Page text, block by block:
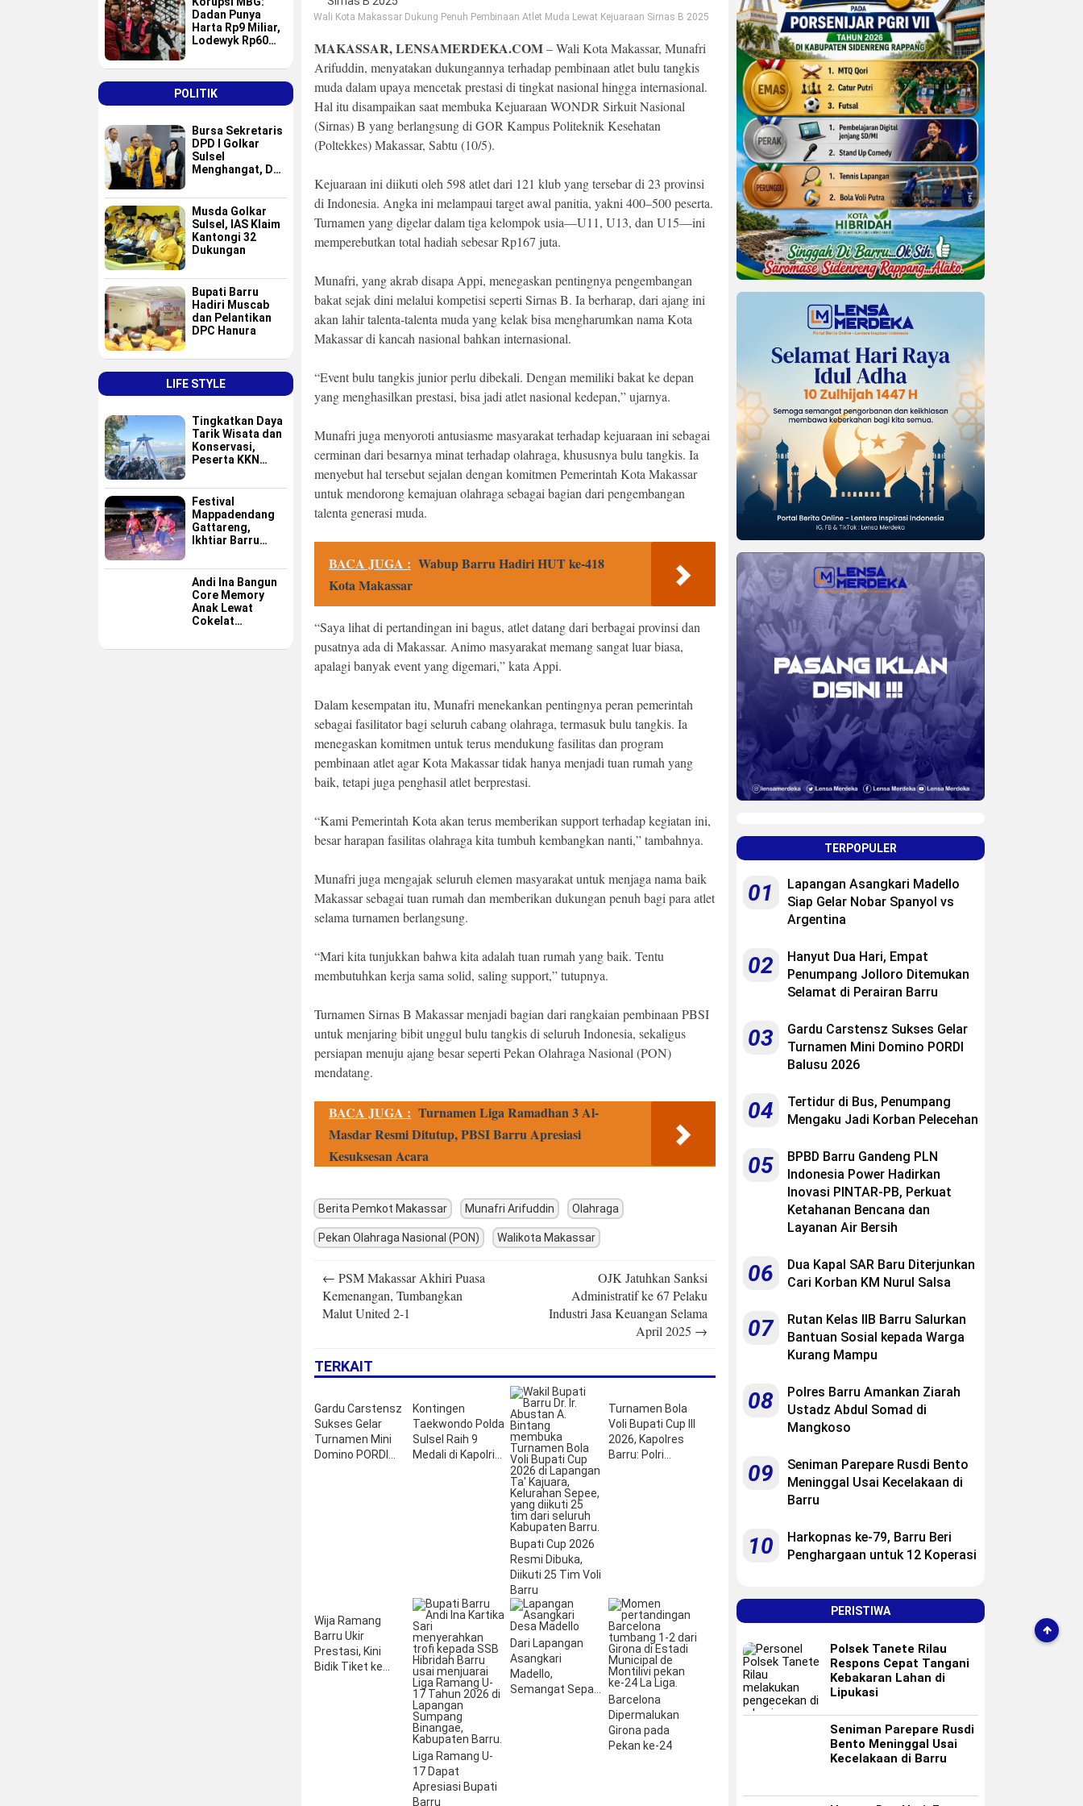
Dadan Punya
Harta Rp9 Miliar,
Lodewyk Rp60
POLITIK
Bursa Sekretaris
DPD I Golkar
Sulsel
Menghangat, Dua
Masuk Radar Tim
Formatur IAS
Musda Golkar
Sulsel, IAS Klaim
Kantongi 32
Dukungan
Bupati Barru
Hadiri Muscab
dan Pelantikan
DPC Hanura
LIFE STYLE
Tingkatkan Daya
Tarik Wisata dan
Konservasi,
Peserta KKN
Persembahkan
Spot Foto
Instagramable di
Pulau Pannikiang
Festival
Mappadendang
Gattareng,
Ikhtiar Barru
Budaya sebagai
Destinasi Wisata
Andi Ina Bangun
Core Memory
Anak Lewat
Cokelat
Wali Kota Makassar Dukung Penuh Pembinaan Atlet Muda Lewat Kejuaraan Sirnas B 2025
MAKASSAR, LENSAMERDEKA.COM– Wali Kota Makassar, Munafri
Arifuddin, menyatakan dukungannya terhadap pembinaan atlet bulu tangkis
muda dalam upaya mencetak prestasi di tingkat nasional hingga internasional.
Hal itu disampaikan saat membuka Kejuaraan WONDR Sirkuit Nasional
(Sirnas) B yang berlangsung di GOR Kampus Politeknik Kesehatan
(Poltekkes) Makassar, Sabtu (10/5).
Kejuaraan ini diikuti oleh 598 atlet dari 121 klub yang tersebar di 23 provinsi
di Indonesia. Angka ini melampaui target awal panitia, yakni 400–500 peserta.
Turnamen yang digelar dalam tiga kelompok usia—U11, U13, dan U15—ini
memperebutkan total hadiah sebesar Rp167 juta.
Munafri, yang akrab disapa Appi, menegaskan pentingnya pengembangan
bakat sejak dini melalui kompetisi seperti Sirnas B. Ia berharap, dari ajang ini
akan lahir talenta-talenta muda yang kelak bisa mengharumkan nama Kota
Makassar di kancah nasional bahkan internasional.
“Event bulu tangkis junior perlu dibekali. Dengan memiliki bakat ke depan
yang menghasilkan prestasi, bisa jadi atlet nasional kedepan,” ujarnya.
Munafri juga menyoroti antusiasme masyarakat terhadap kejuaraan ini sebagai
cerminan dari besarnya minat terhadap olahraga, khususnya bulu tangkis. Ia
menyebut hal tersebut sejalan dengan komitmen Pemerintah Kota Makassar
untuk mendorong kemajuan olahraga sebagai bagian dari pengembangan
talenta generasi muda.
BACA JUGA : Wabup Barru Hadiri HUT ke-418
Kota Makassar
“Saya lihat di pertandingan ini bagus, atlet datang dari berbagai provinsi dan
pusatnya ada di Makassar. Animo masyarakat memang sangat luar biasa,
apalagi banyak event yang digemari,” kata Appi.
Dalam kesempatan itu, Munafri menekankan pentingnya peran pemerintah
sebagai fasilitator bagi seluruh cabang olahraga, termasuk bulu tangkis. Ia
menegaskan komitmen untuk terus mendukung fasilitas dan program
pembinaan atlet agar Kota Makassar tidak hanya menjadi tuan rumah yang
baik, tetapi juga penghasil atlet berprestasi.
“Kami Pemerintah Kota akan terus memberikan support terhadap kegiatan ini,
besar harapan fasilitas olahraga kita tumbuh kembangkan nanti,” tambahnya.
Munafri juga mengajak seluruh elemen masyarakat untuk menjaga nama baik
Makassar sebagai tuan rumah dan memberikan dukungan penuh bagi para atlet
selama turnamen berlangsung.
“Mari kita tunjukkan bahwa kita adalah tuan rumah yang baik. Tentu
membutuhkan kerja sama solid, saling support,” tutupnya.
Turnamen Sirnas B Makassar menjadi bagian dari rangkaian pembinaan PBSI
untuk menjaring bibit unggul bulu tangkis di seluruh Indonesia, sekaligus
persiapan menuju ajang besar seperti Pekan Olahraga Nasional (PON)
mendatang.
BACA JUGA : Turnamen Liga Ramadhan 3 Al-
Masdar Resmi Ditutup, PBSI Barru Apresiasi
Kesuksesan Acara
Berita Pemkot Makassar Munafri Arifuddin Olahraga
Pekan Olahraga Nasional (PON) Walikota Makassar
navigation
← PSM Makassar Akhiri Puasa
Kemenangan, Tumbangkan
Malut United 2-1
OJK Jatuhkan Sanksi
Administratif ke 67 Pelaku
Industri Jasa Keuangan Selama
April 2025 →
TERKAIT
Gardu Carstensz
Sukses Gelar
Turnamen Mini
Domino PORDI
Kontingen
Taekwondo Polda
Sulsel Raih 9
Medali di Kapolri
Bupati Cup 2026
Resmi Dibuka,
Diikuti 25 Tim Voli
Barru
Turnamen Bola
Voli Bupati Cup III
2026, Kapolres
Barru: Polri
Wija Ramang
Barru Ukir
Prestasi, Kini
Bidik Tiket ke
Liga Ramang U-
17 Dapat
Apresiasi Bupati
Barru
Dari Lapangan
Asangkari
Madello,
Semangat Sepak
Barcelona
Dipermalukan
Girona pada
Pekan ke-24
TERPOPULER
01
Lapangan Asangkari Madello
Siap Gelar Nobar Spanyol vs
Argentina
02
Hanyut Dua Hari, Empat
Penumpang Jolloro Ditemukan
Selamat di Perairan Barru
03
Gardu Carstensz Sukses Gelar
Turnamen Mini Domino PORDI
Balusu 2026
04
Tertidur di Bus, Penumpang
Mengaku Jadi Korban Pelecehan
05
BPBD Barru Gandeng PLN
Indonesia Power Hadirkan
Inovasi PINTAR-PB, Perkuat
Ketahanan Bencana dan
Layanan Air Bersih
06
Dua Kapal SAR Baru Diterjunkan
Cari Korban KM Nurul Salsa
07
Rutan Kelas IIB Barru Salurkan
Bantuan Sosial kepada Warga
Kurang Mampu
08
Polres Barru Amankan Ziarah
Ustadz Abdul Somad di
Mangkoso
09
Seniman Parepare Rusdi Bento
Meninggal Usai Kecelakaan di
Barru
10
Harkopnas ke-79, Barru Beri
Penghargaan untuk 12 Koperasi
PERISTIWA
Polsek Tanete Rilau
Respons Cepat Tangani
Kebakaran Lahan di
Lipukasi
Seniman Parepare Rusdi
Bento Meninggal Usai
Kecelakaan di Barru